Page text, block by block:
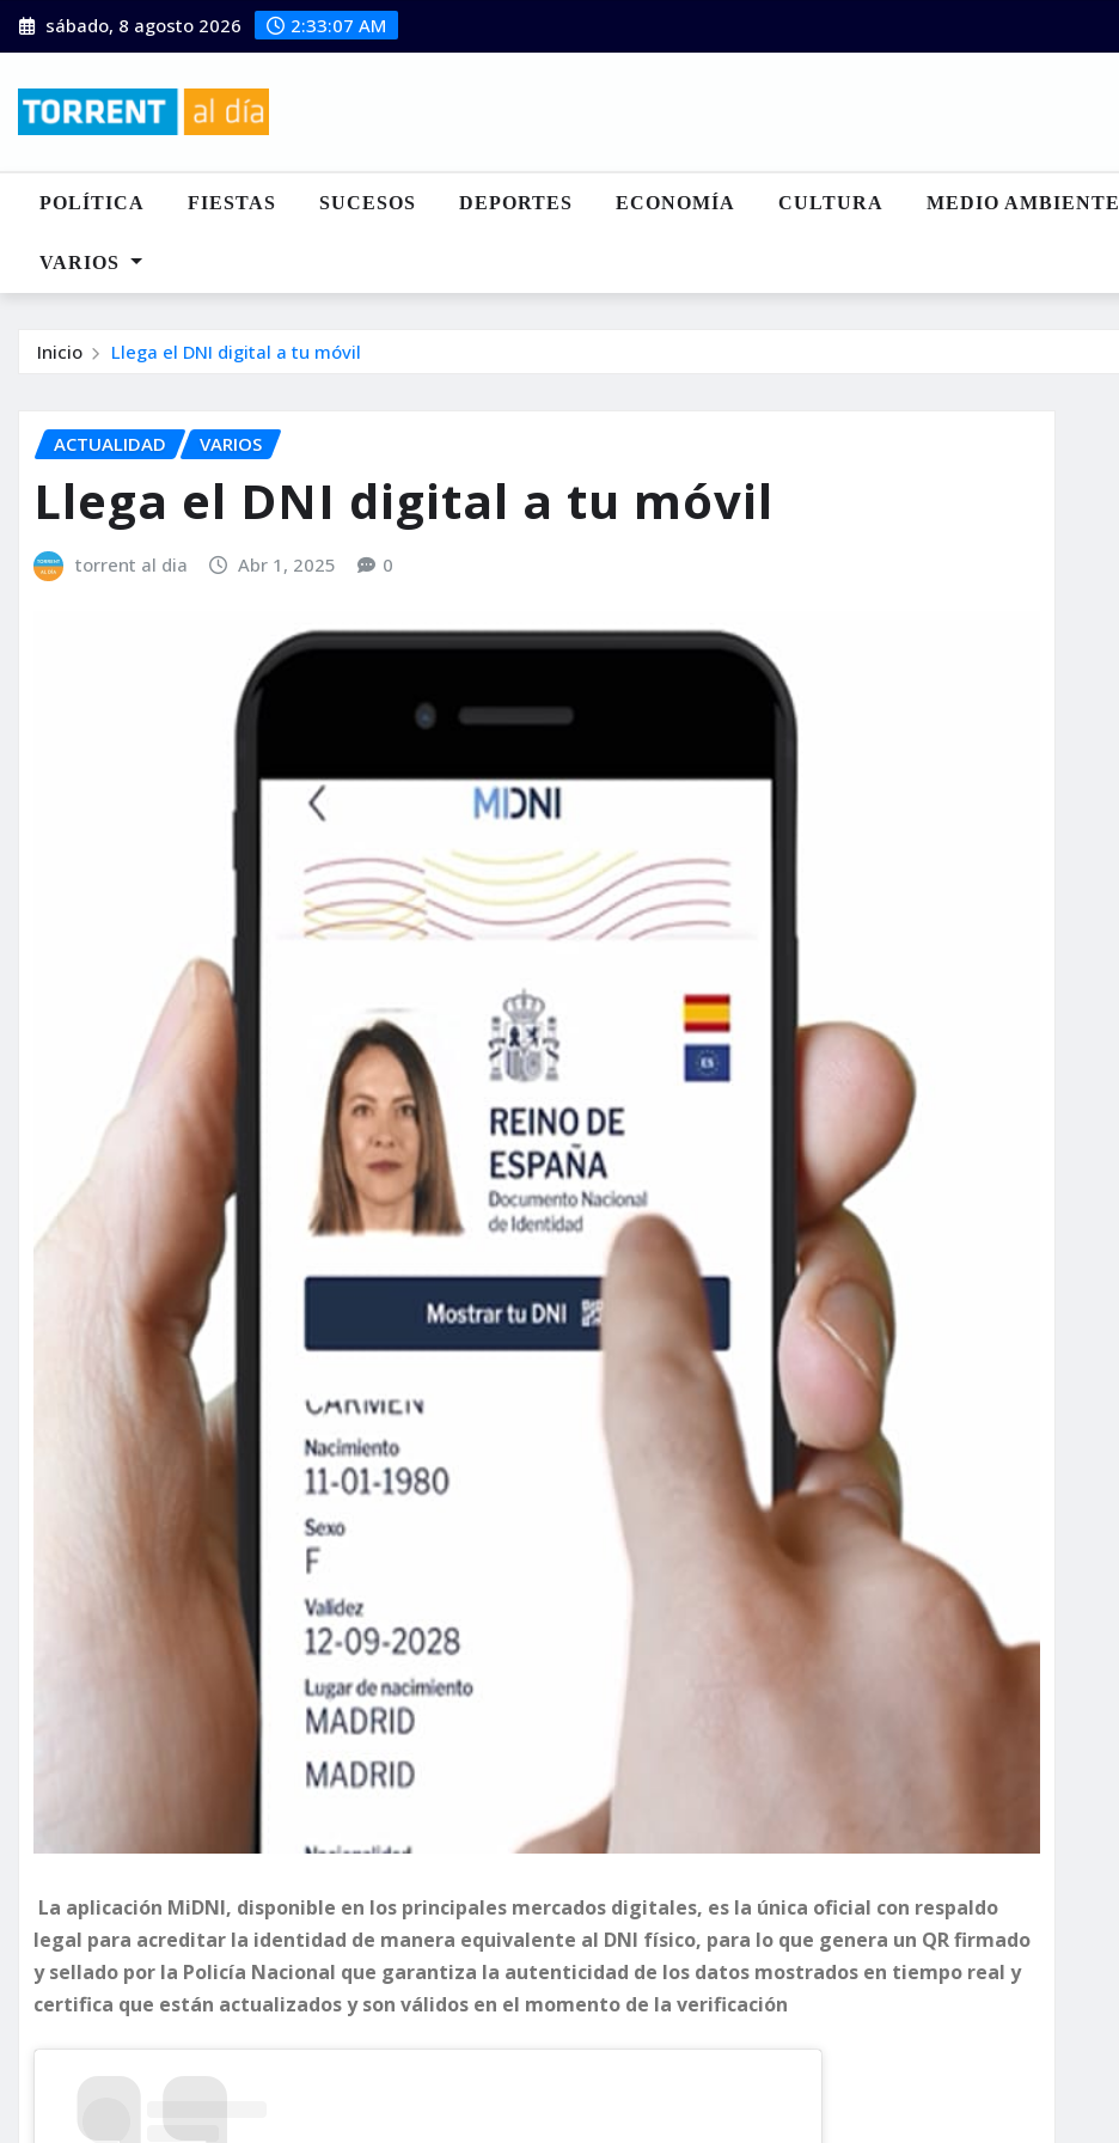
Saltar
al
sábado, 8 agosto 2026 2:33:08 AM
POLÍTICA FIESTAS SUCESOS DEPORTES ECONOMÍA CULTURA MEDIO AMBIENTE
VARIOS
Inicio Llega el DNI digital a tu móvil
ACTUALIDAD VARIOS
Llega el DNI digital a tu móvil
torrent al dia Abr 1, 2025 0
La aplicación MiDNI, disponible en los principales mercados digitales, es la única oficial con respaldo
legal para acreditar la identidad de manera equivalente al DNI físico, para lo que genera un QR firmado
y sellado por la Policía Nacional que garantiza la autenticidad de los datos mostrados en tiempo real y
certifica que están actualizados y son válidos en el momento de la verificación